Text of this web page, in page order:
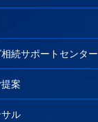
続サポートセンター
案
ル